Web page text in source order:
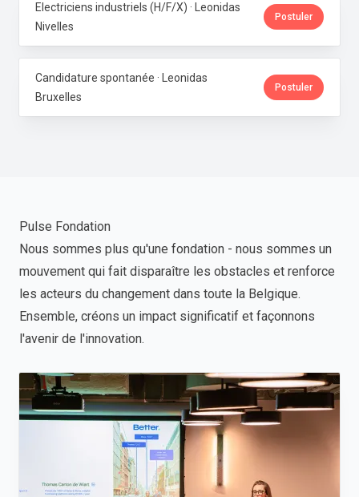
Electriciens industriels (H/F/X) · Leonidas
Nivelles
Postuler
Candidature spontanée · Leonidas
Bruxelles
Postuler
Pulse Fondation
Nous sommes plus qu'une fondation - nous sommes un
mouvement qui fait disparaître les obstacles et renforce
les acteurs du changement dans toute la Belgique.
Ensemble, créons un impact significatif et façonnons
l'avenir de l'innovation.